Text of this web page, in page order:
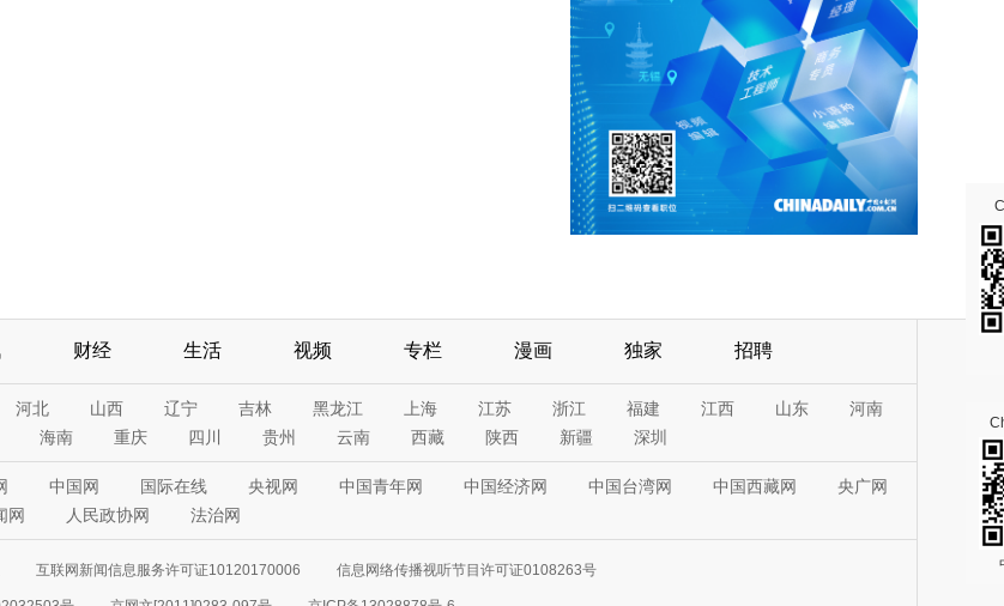
财经 生活 视频 专栏 漫画 独家 招聘
河北 山西 辽宁 吉林 黑龙江 上海 江苏 浙江 福建 江西 山东
河南
海南 重庆 四川 贵州 云南 西藏 陕西 新疆 深圳
中国网 国际在线 央视网 中国青年网 中国经济网 中国台湾网 中国西藏网
央广网
网 人民政协网 法治网
互联网新闻信息服务许可证10120170006 信息网络传播视听节目许可证0108263号